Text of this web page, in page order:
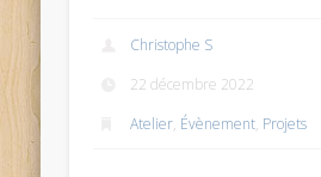
Christophe S
22 décembre 2022
Atelier, Évènement, Projets